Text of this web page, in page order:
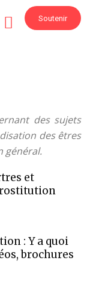
Soutenir
des sujets
des êtres
général.
et
: Y a quoi
brochures